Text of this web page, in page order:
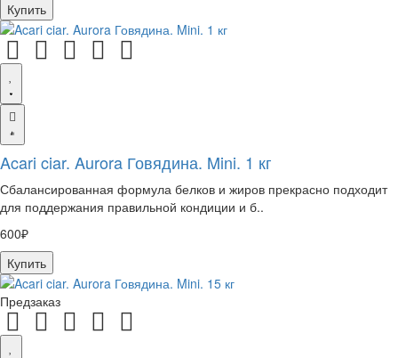
Купить
Acari ciar. Aurora Говядина. Mini. 1 кг
Сбалансированная формула белков и жиров прекрасно подходит
для поддержания правильной кондиции и б..
600₽
Купить
Предзаказ